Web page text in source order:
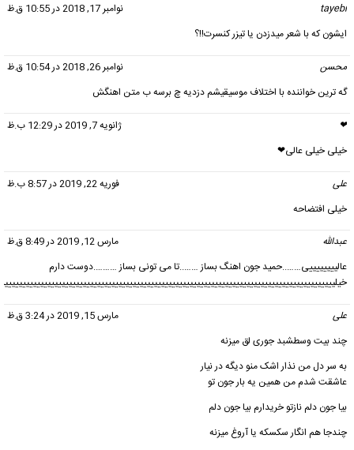
tayebi
نوامبر 17, 2018 در 10:55 ق.ظ
ایشون که با شعر میدزدن یا تیزر کنسرت!!؟
محسن
نوامبر 26, 2018 در 10:54 ق.ظ
گه ترین خواننده با اختلاف موسیقیشم دزدیه چ برسه ب متن اهنگش
❤
ژانویه 7, 2019 در 12:29 ب.ظ
خیلی خیلی عالی❤
علی
فوریه 22, 2019 در 8:57 ب.ظ
خیلی افتضاحه
عبدالله
مارس 12, 2019 در 8:49 ق.ظ
عالییییییییی……..حمید جون اهنگ بساز ……..تا می تونی بساز ……….دوست دارم
علی
مارس 15, 2019 در 3:24 ق.ظ
چند بیت وسطشبد جوری لق میزنه
به سر دل من نذار اشک منو دیگه در نیار
عاشقت شدم من همین یه بار جون تو
بیا جون دلم نازتو خریدارم بیا جون دلم
چندجا هم انگار سکسکه یا آروغ میزنه